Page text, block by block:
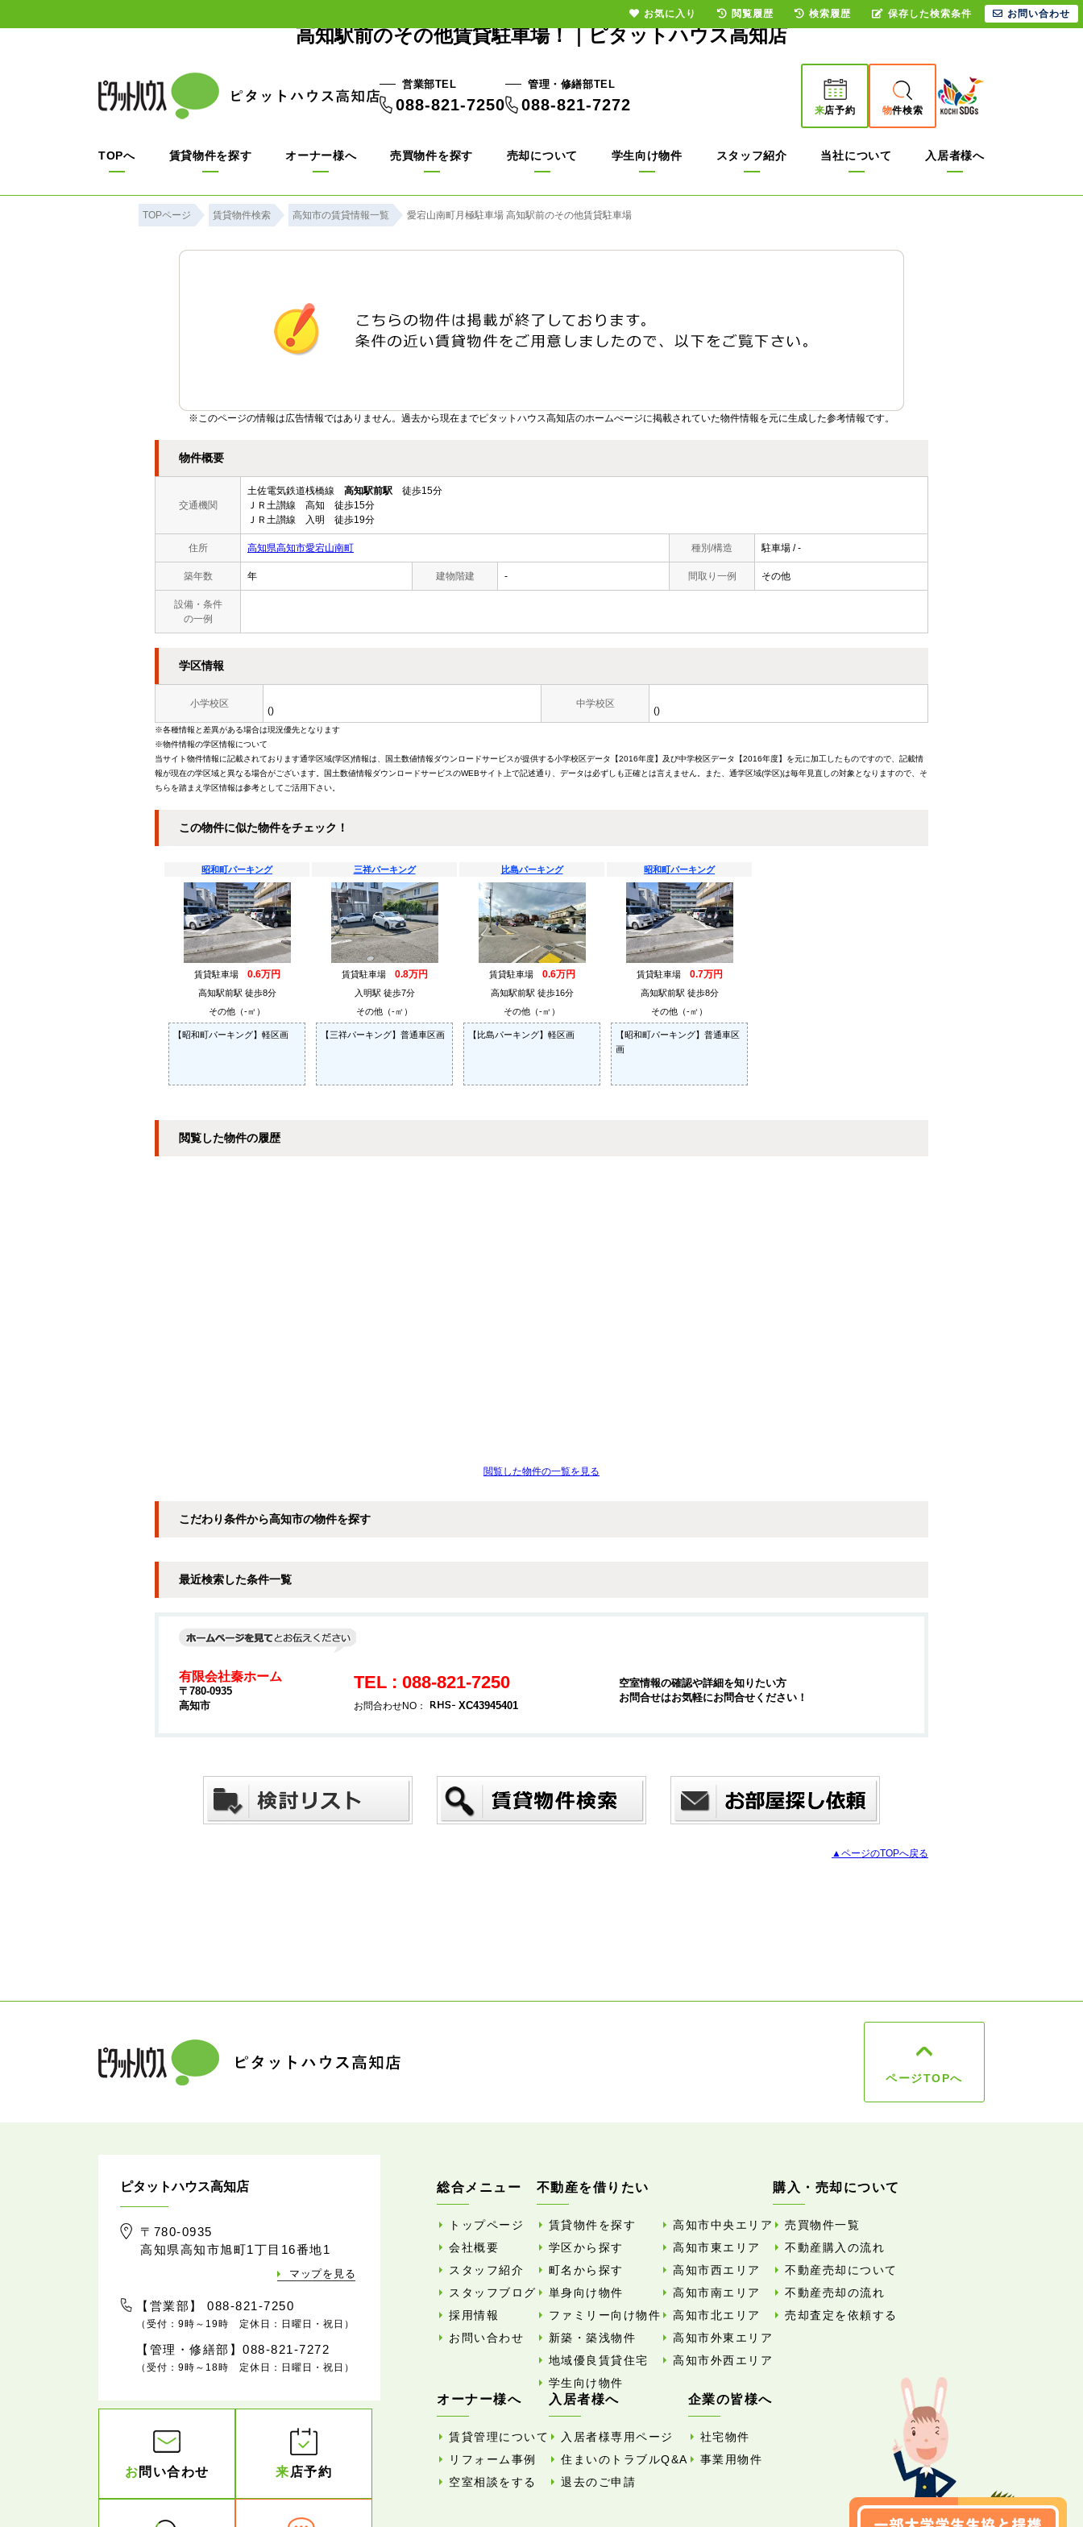
高知駅前のその他賃貸駐車場！｜ピタットハウス高知店
営業部TEL
088-821-7250
管理・修繕部TEL
088-821-7272 来店予約 物件検索
TOPへ 賃貸物件を探す オーナー様へ 売買物件を探す 売却について 学生向け物件 スタッフ紹介 当社について 入居者様へ
TOPページ 賃貸物件検索 高知市の賃貸情報一覧 愛宕山南町月極駐車場 高知駅前のその他賃貸駐車場
※このページの情報は広告情報ではありません。過去から現在までピタットハウス高知店のホームぺージに掲載されていた物件情報を元に生成した参考情報です。
物件概要
交通機関
土佐電気鉄道桟橋線 高知駅前駅 徒歩15分
ＪＲ土讃線 高知 徒歩15分
ＪＲ土讃線 入明 徒歩19分
住所 高知県高知市愛宕山南町 種別/構造 駐車場 / -
築年数 年 建物階建 - 間取り一例 その他
設備・条件
の一例
学区情報
小学校区
()
中学校区
()
※各種情報と差異がある場合は現況優先となります
※物件情報の学区情報について
当サイト物件情報に記載されております通学区域(学区)情報は、国土数値情報ダウンロードサービスが提供する小学校区データ【2016年度】及び中学校区データ【2016年度】を元に加工したものですので、記載情
報が現在の学区域と異なる場合がございます。国土数値情報ダウンロードサービスのWEBサイト上で記述通り、データは必ずしも正確とは言えません。また、通学区域(学区)は毎年見直しの対象となりますので、そ
ちらを踏まえ学区情報は参考としてご活用下さい。
この物件に似た物件をチェック！
昭和町パーキング
賃貸駐車場 0.6万円
高知駅前駅 徒歩8分
その他（-㎡）
【昭和町パーキング】軽区画
三祥パーキング
賃貸駐車場 0.8万円
入明駅 徒歩7分
その他（-㎡）
【三祥パーキング】普通車区画
比島パーキング
賃貸駐車場 0.6万円
高知駅前駅 徒歩16分
その他（-㎡）
【比島パーキング】軽区画
昭和町パーキング
賃貸駐車場 0.7万円
高知駅前駅 徒歩8分
その他（-㎡）
【昭和町パーキング】普通車区
画
閲覧した物件の履歴
閲覧した物件の一覧を見る
こだわり条件から高知市の物件を探す
最近検索した条件一覧
有限会社秦ホーム
〒780-0935
高知市
TEL : 088-821-7250
お問合わせNO： XC43945401
空室情報の確認や詳細を知りたい方
お問合せはお気軽にお問合せください！
▲ページのTOPへ戻る
ページTOPへ
ピタットハウス高知店
〒780-0935
高知県高知市旭町1丁目16番地1
マップを見る
【営業部】 088-821-7250
（受付：9時～19時 定休日：日曜日・祝日）
【管理・修繕部】088-821-7272
（受付：9時～18時 定休日：日曜日・祝日）
お問い合わせ 来 店予約
総合メニュー
トップページ
会社概要
スタッフ紹介
スタッフブログ
採用情報
お問い合わせ
不動産を借りたい
賃貸物件を探す
学区から探す
町名から探す
単身向け物件
ファミリー向け物件
新築・築浅物件
地域優良賃貸住宅
学生向け物件
高知市中央エリア
高知市東エリア
高知市西エリア
高知市南エリア
高知市北エリア
高知市外東エリア
高知市外西エリア
購入・売却について
売買物件一覧
不動産購入の流れ
不動産売却について
不動産売却の流れ
売却査定を依頼する
オーナー様へ
賃貸管理について
リフォーム事例
空室相談をする
入居者様へ
入居者様専用ページ
住まいのトラブルQ&A
退去のご申請
企業の皆様へ
社宅物件
事業用物件
お気に入り 閲覧履歴 検索履歴 保存した検索条件 お問い合わせ